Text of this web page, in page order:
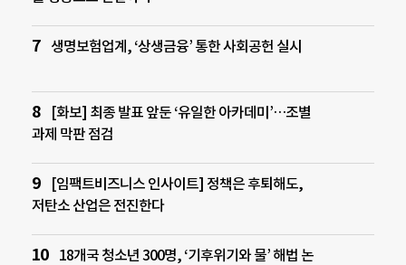
생명보험업계, ‘상생금융’ 통한 사회공헌 실시
[화보] 최종 발표 앞둔 ‘유일한 아카데미’…조별
과제 막판 점검
[임팩트비즈니스 인사이트] 정책은 후퇴해도,
저탄소 산업은 전진한다
18개국 청소년 300명, ‘기후위기와 물’ 해법 논